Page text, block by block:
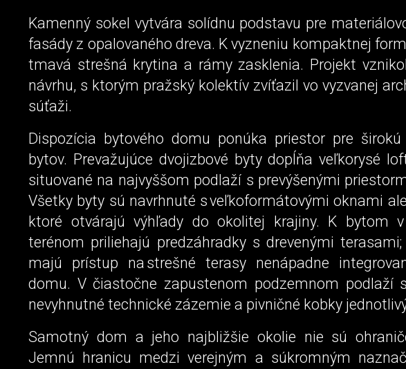
Kamenný sokel vytvára solídnu podstavu pre
fasády z opalovaného dreva. K vyzneniu kompaktnej
tmavá strešná krytina a rámy zasklenia. Projekt
návrhu, s ktorým pražský kolektív zvíťazil vo vyzvanej
súťaži.
Dispozícia bytového domu ponúka priestor pre
bytov. Prevažujúce dvojizbové byty dopĺňa veľkorysé
situované na najvyššom podlaží s prevýšenými
Všetky byty sú navrhnuté s veľkoformátovými oknami
ktoré otvárajú výhľady do okolitej krajiny. K bytom
terénom priliehajú predzáhradky s drevenými
majú prístup na strešné terasy nenápadne
domu. V čiastočne zapustenom podzemnom podlaží
nevyhnutné technické zázemie a pivničné kobky
Samotný dom a jeho najbližšie okolie nie sú
Jemnú hranicu medzi verejným a súkromným